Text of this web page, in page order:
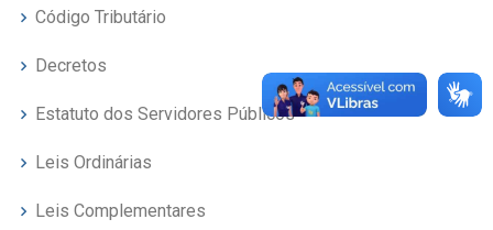
Código Tributário
Decretos
Estatuto dos Servidores Públicos
Leis Ordinárias
Leis Complementares